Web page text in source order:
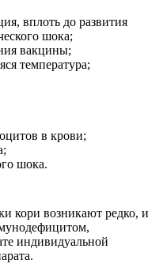
вплоть до развития
шока;
вакцины;
температура;
в крови;
шока.
кори возникают редко, и
индивидуальной